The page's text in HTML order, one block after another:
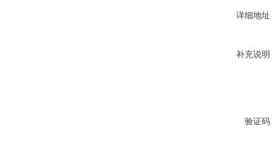
详细地址
补充说明
验证码